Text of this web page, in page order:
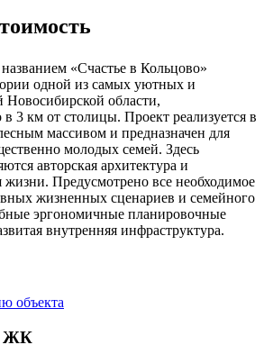
«Счастье в Кольцово»
одной из самых уютных и
области,
3 км от столицы. Проект реализуется в
массивом и предназначен для
молодых семей. Здесь
авторская архитектура и
жизни. Предусмотрено все необходимое
жизненных сценариев и семейного
эргономичные планировочные
внутренняя инфраструктура.
объекта
ЖК